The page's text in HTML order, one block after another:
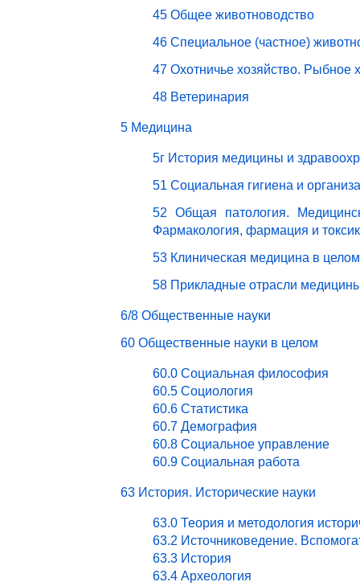
45 Общее животноводство
46 Специальное (частное)
47 Охотничье хозяйство. Рыбное
48 Ветеринария
5 Медицина
5г История медицины и
51 Социальная гигиена и
52 Общая патология.
Фармакология, фармация и
53 Клиническая медицина в целом
58 Прикладные отрасли
6/8 Общественные науки
60 Общественные науки в целом
60.0 Социальная философия
60.5 Социология
60.6 Статистика
60.7 Демография
60.8 Социальное управление
60.9 Социальная работа
63 История. Исторические науки
63.0 Теория и методология
63.2 Источниковедение.
63.3 История
63.4 Археология